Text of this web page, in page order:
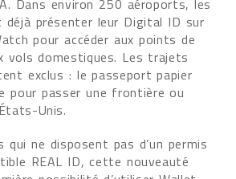
Dans environ 250 aéroports, les
déjà présenter leur Digital ID sur
pour accéder aux points de
vols domestiques. Les trajets
exclus : le passeport papier
pour passer une frontière ou
Unis.
qui ne disposent pas d’un permis
REAL ID, cette nouveauté